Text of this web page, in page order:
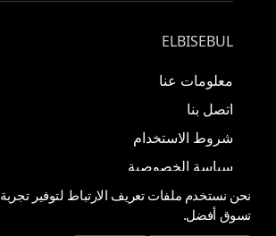
ELBISEBUL
معلومات عنا
اتصل بنا
شروط الاستخدام
سياسة الخصوصية
نحن نستخدم ملفات تعريف الارتباط لتوفير تجربة
تسوق أفضل.